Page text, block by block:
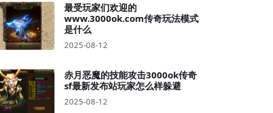
最受玩家们欢迎的
www.3000ok.com传奇玩法模式
是什么
2025-08-12
赤月恶魔的技能攻击3000ok传奇
sf最新发布站玩家怎么样躲避
2025-08-12